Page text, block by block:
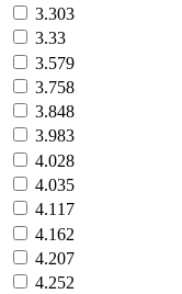
3.303
3.33
3.579
3.758
3.848
3.983
4.028
4.035
4.117
4.162
4.207
4.252